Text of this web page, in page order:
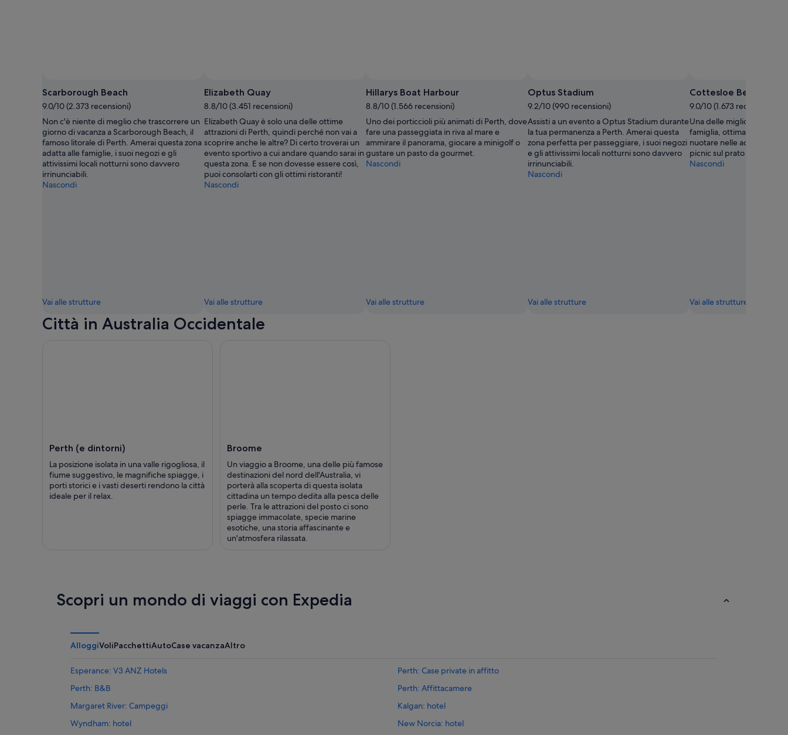
Scarborough Beach
9.0/10 (2.373 recensioni)
Non c'è niente di meglio che trascorrere un
giorno di vacanza a Scarborough Beach, il
famoso litorale di Perth. Amerai questa zona
adatta alle famiglie, i suoi negozi e gli
attivissimi locali notturni sono davvero
irrinunciabili.
Nascondi
Vai alle strutture
Elizabeth Quay
8.8/10 (3.451 recensioni)
Elizabeth Quay è solo una delle ottime
attrazioni di Perth, quindi perché non vai a
scoprire anche le altre? Di certo troverai un
evento sportivo a cui andare quando sarai in
questa zona. E se non dovesse essere così,
puoi consolarti con gli ottimi ristoranti!
Nascondi
Vai alle strutture
Hillarys Boat Harbour
8.8/10 (1.566 recensioni)
Uno dei porticcioli più animati di Perth, dove
fare una passeggiata in riva al mare e
ammirare il panorama, giocare a minigolf o
gustare un pasto da gourmet.
Nascondi
Vai alle strutture
Optus Stadium
9.2/10 (990 recensioni)
Assisti a un evento a Optus Stadium durante
la tua permanenza a Perth. Amerai questa
zona perfetta per passeggiare, i suoi negozi
e gli attivissimi locali notturni sono davvero
irrinunciabili.
Nascondi
Vai alle strutture
Cottesloe Beach
9.0/10 (1.673 recensioni)
Una delle migliori spiagge
famiglia, ottima per
nuotare nelle acque
picnic sul prato con vista
Nascondi
Vai alle strutture
Città in Australia Occidentale
Perth (e dintorni)
La posizione isolata in una valle rigogliosa, il
fiume suggestivo, le magnifiche spiagge, i
porti storici e i vasti deserti rendono la città
ideale per il relax.
Broome
Un viaggio a Broome, una delle più famose
destinazioni del nord dell'Australia, vi
porterà alla scoperta di questa isolata
cittadina un tempo dedita alla pesca delle
perle. Tra le attrazioni del posto ci sono
spiagge immacolate, specie marine
esotiche, una storia affascinante e
un'atmosfera rilassata.
Scopri un mondo di viaggi con Expedia
AlloggiVoliPacchettiAutoCase vacanzaAltro
Esperance: V3 ANZ Hotels
Perth: Case private in affitto
Perth: B&B
Perth: Affittacamere
Margaret River: Campeggi
Kalgan: hotel
Wyndham: hotel
New Norcia: hotel